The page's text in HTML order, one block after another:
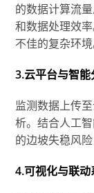
的数据计算流
和数据处理效
不佳的复杂环境
3.云平台与智能
监测数据上传
析。结合人工
的边坡失稳风
4.可视化与联动